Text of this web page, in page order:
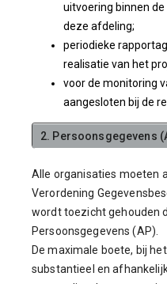
uitvoering binnen
deze afdeling;
periodieke
realisatie van het
voor de monitoring
aangesloten bij de
2. Persoonsgegevens
Alle organisaties moeten
Verordening
wordt toezicht gehouden
Persoonsgegevens (AP).
De maximale boete, bij
substantieel en